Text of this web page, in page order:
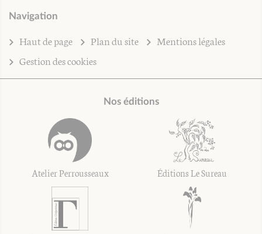
Navigation
Haut de page Plan du site
Mentions légales
Gestion des cookies
Nos éditions
Atelier Perrousseaux Éditions Le Sureau